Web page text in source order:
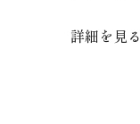
詳細を見る